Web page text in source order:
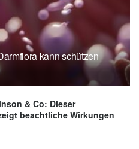
kann schützen
& Co: Dieser
beachtliche Wirkungen